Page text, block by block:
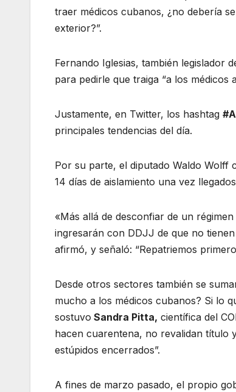
traer médicos cubanos, ¿no debería
exterior?”.
Fernando Iglesias, también legislador
para pedirle que traiga “a los
Justamente, en Twitter, los hashtag
principales tendencias del día.
Por su parte, el diputado Waldo Wolff
14 días de aislamiento una vez
«Más allá de desconfiar de un
ingresarán con DDJJ de que no
afirmó, y señaló: “Repatriemos
Desde otros sectores también se
mucho a los médicos cubanos? Si lo
sostuvo Sandra Pitta, científica del
hacen cuarentena, no revalidan título
estúpidos encerrados”.
A fines de marzo pasado, el propio